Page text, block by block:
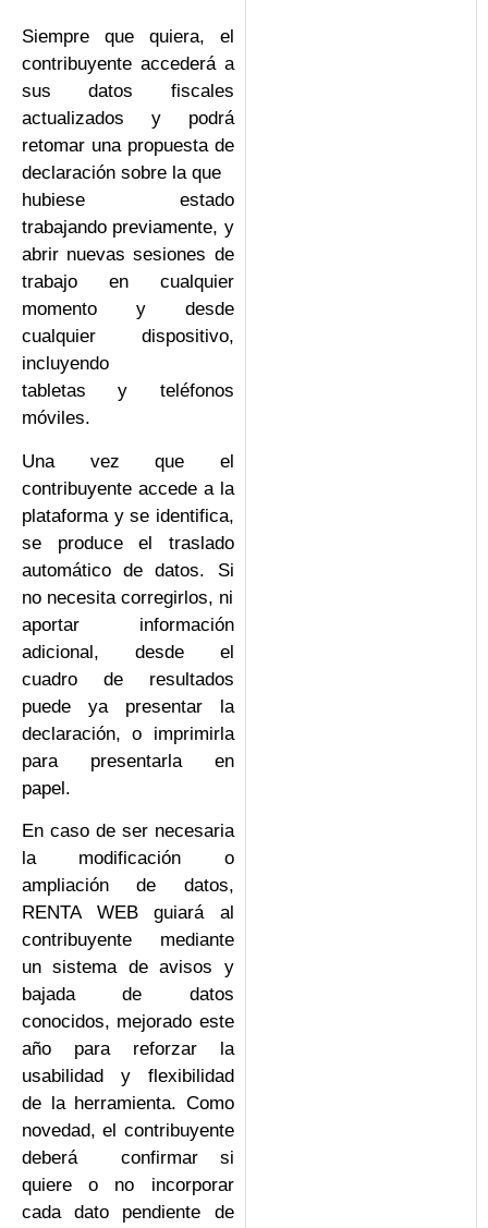
Siempre que quiera, el
contribuyente accederá a
sus datos fiscales
actualizados y podrá
retomar una propuesta de
declaración sobre la que
hubiese estado
trabajando previamente, y
abrir nuevas sesiones de
trabajo en cualquier
momento y desde
cualquier dispositivo,
incluyendo
tabletas y teléfonos
móviles.
Una vez que el
contribuyente accede a la
plataforma y se identifica,
se produce el traslado
automático de datos. Si
no necesita corregirlos, ni
aportar información
adicional, desde el
cuadro de resultados
puede ya presentar la
declaración, o imprimirla
para presentarla en
papel.
En caso de ser necesaria
la modificación o
ampliación de datos,
RENTA WEB guiará al
contribuyente mediante
un sistema de avisos y
bajada de datos
conocidos, mejorado este
año para reforzar la
usabilidad y flexibilidad
de la herramienta. Como
novedad, el contribuyente
deberá confirmar si
quiere o no incorporar
cada dato pendiente de